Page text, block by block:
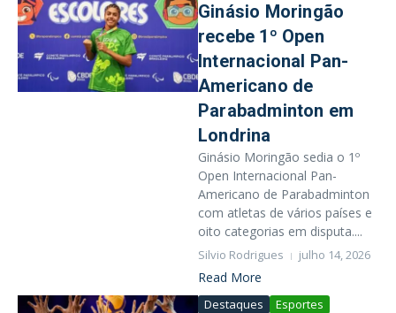
Ginásio Moringão
recebe 1º Open
Internacional Pan-
Americano de
Parabadminton em
Londrina
Ginásio Moringão sedia o 1º
Open Internacional Pan-
Americano de Parabadminton
com atletas de vários países e
oito categorias em disputa....
Silvio Rodrigues julho 14, 2026
Read More
Destaques Esportes